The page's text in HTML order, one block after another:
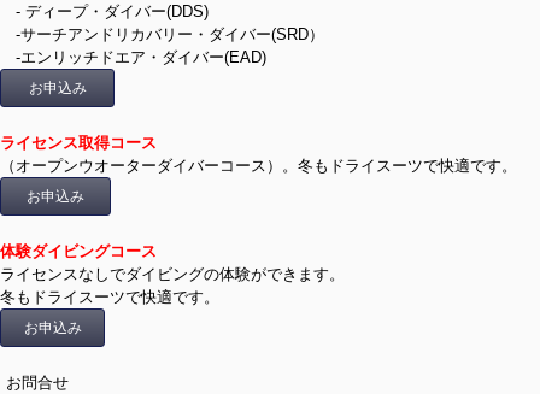
- ディープ・ダイバー(DDS)
-サーチアンドリカバリー・ダイバー(SRD）
-エンリッチドエア・ダイバー(EAD)
お申込み
ライセンス取得コース
（オープンウオーターダイバーコース）。冬もドライスーツで快適です。
お申込み
体験ダイビングコース
ライセンスなしでダイビングの体験ができます。
冬もドライスーツで快適です。
お申込み
お問合せ